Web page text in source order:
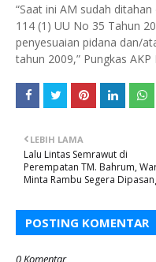
“Saat ini AM sudah
114 (1) UU No 35 Tahun
penyesuaian pidana dan/
tahun 2009,” Pungkas AKP
LEBIH LAMA
Lalu Lintas Semrawut di
Perempatan TM. Bahrum,
Minta Rambu Segera
POSTING KOMENTAR
0 Komentar